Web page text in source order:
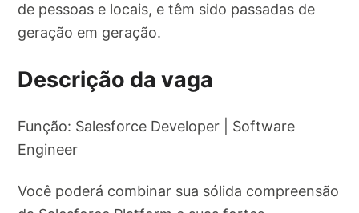
de pessoas e locais, e têm sido passadas de
geração em geração.
Descrição da vaga
Função: Salesforce Developer | Software
Engineer
Você poderá combinar sua sólida compreensão